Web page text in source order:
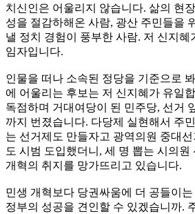
치신인은 어울리지 않습니다. 삶의 현
성을 절감하해온 사람, 광산 주민들을
낼 정치 경험이 풍부한 사람. 저 신지혜
임자입니다.
인물을 떠나 소속된 정당을 기준으로
에 어울리는 후보는 저 신지혜가 유일
독점하며 거대여당이 된 민주당, 선거
까지 번졌습니다. 다당제 실현해서 주
는 선거제도 만들자고 광역의원 중대
도 시범 도입했더니, 세 명 뽑는 시의원
개혁의 취지를 망가뜨리고 있습니다.
민생 개혁보다 당권싸움에 더 공들이
정부의 성공을 견인할 수 있겠습니까.